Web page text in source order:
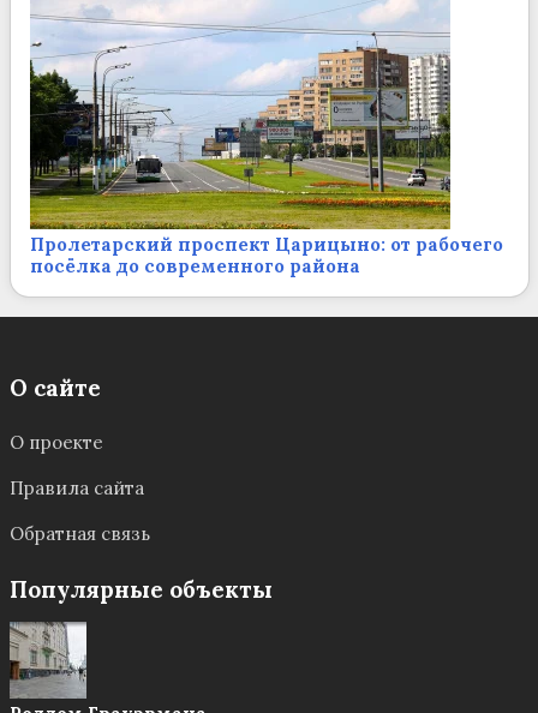
Пролетарский проспект Царицыно: от рабочего
посёлка до современного района
О сайте
О проекте
Правила сайта
Обратная связь
Популярные объекты